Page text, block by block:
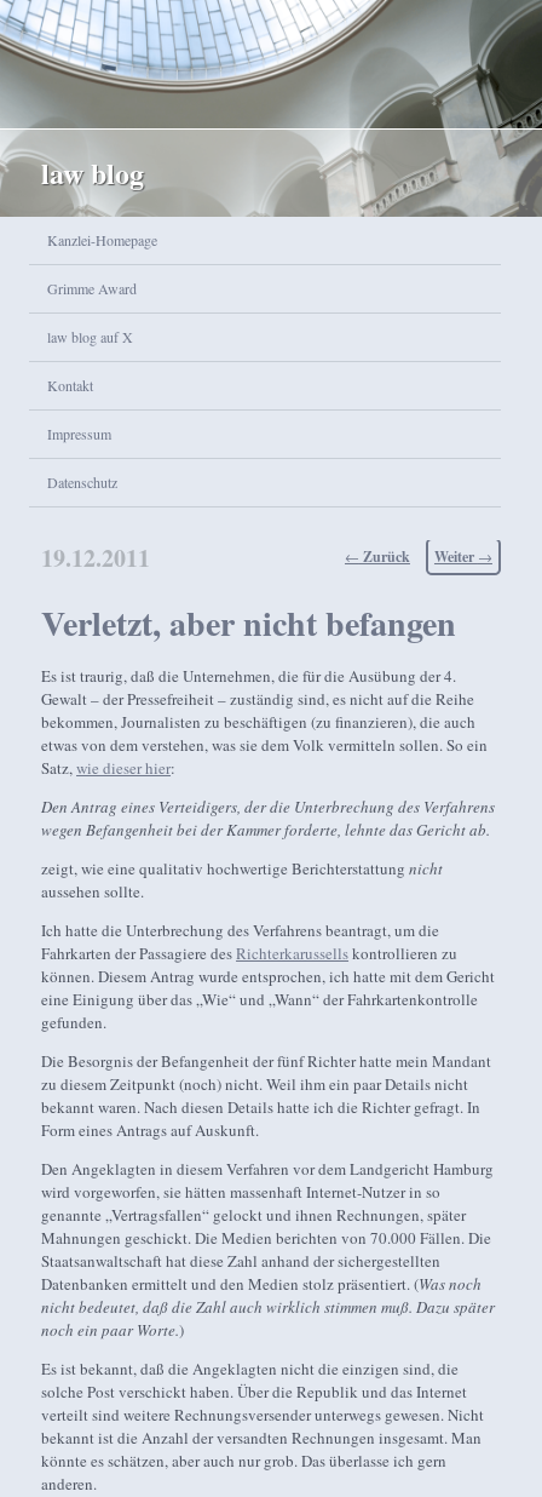
law blog
Zum Inhalt wechseln
Zum sekundären Inhalt wechseln
Kanzlei-Homepage
Grimme Award
law blog auf X
Kontakt
Impressum
Datenschutz
Beitragsnavigation
← Zurück Weiter →
Verletzt, aber nicht befangen
19.12.2011
Es ist traurig, daß die Unternehmen, die für die Ausübung der 4.
Gewalt – der Pressefreiheit – zuständig sind, es nicht auf die Reihe
bekommen, Journalisten zu beschäftigen (zu finanzieren), die auch
etwas von dem verstehen, was sie dem Volk vermitteln sollen. So ein
Satz,wie dieser hier:
Den Antrag eines Verteidigers, der die Unterbrechung des Verfahrens
wegen Befangenheit bei der Kammer forderte, lehnte das Gericht ab.
zeigt, wie eine qualitativ hochwertige Berichterstattungnicht
aussehen sollte.
Ich hatte die Unterbrechung des Verfahrens beantragt, um die
Fahrkarten der Passagiere desRichterkarussellskontrollieren zu
können. Diesem Antrag wurde entsprochen, ich hatte mit dem Gericht
eine Einigung über das „Wie“ und „Wann“ der Fahrkartenkontrolle
gefunden.
Die Besorgnis der Befangenheit der fünf Richter hatte mein Mandant
zu diesem Zeitpunkt (noch) nicht. Weil ihm ein paar Details nicht
bekannt waren. Nach diesen Details hatte ich die Richter gefragt. In
Form eines Antrags auf Auskunft.
Den Angeklagten in diesem Verfahren vor dem Landgericht Hamburg
wird vorgeworfen, sie hätten massenhaft Internet-Nutzer in so
genannte „Vertragsfallen“ gelockt und ihnen Rechnungen, später
Mahnungen geschickt. Die Medien berichten von 70.000 Fällen. Die
Staatsanwaltschaft hat diese Zahl anhand der sichergestellten
Datenbanken ermittelt und den Medien stolz präsentiert. (Was noch
nicht bedeutet, daß die Zahl auch wirklich stimmen muß. Dazu später
noch ein paar Worte.)
Es ist bekannt, daß die Angeklagten nicht die einzigen sind, die
solche Post verschickt haben. Über die Republik und das Internet
verteilt sind weitere Rechnungsversender unterwegs gewesen. Nicht
bekannt ist die Anzahl der versandten Rechnungen insgesamt. Man
könnte es schätzen, aber auch nur grob. Das überlasse ich gern
anderen.